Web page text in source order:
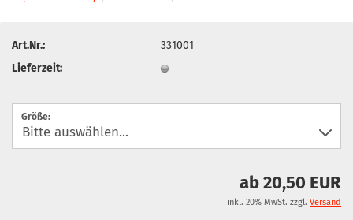
Art.Nr.:
331001
Lieferzeit:
Größe:
ab 20,50 EUR
inkl. 20% MwSt. zzgl. Versand